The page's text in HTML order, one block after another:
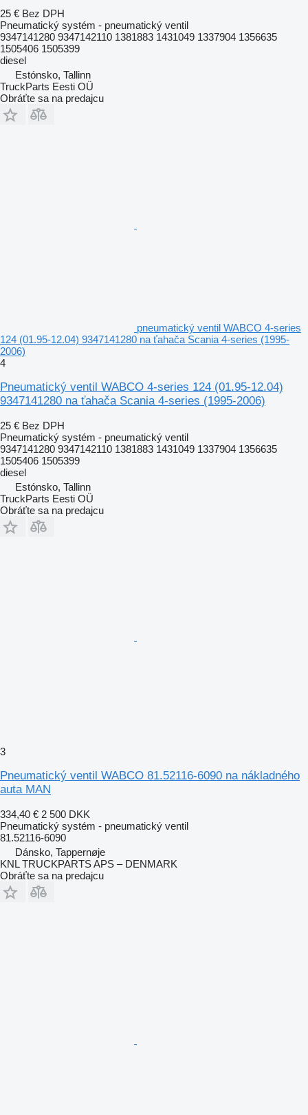
25 € Bez DPH
Pneumatický systém - pneumatický ventil
9347141280 9347142110 1381883 1431049 1337904 1356635
1505406 1505399
diesel
Estónsko, Tallinn
TruckParts Eesti OÜ
Obráťte sa na predajcu
pneumatický ventil WABCO 4-series
124 (01.95-12.04) 9347141280 na ťahača Scania 4-series (1995-
2006)
4
Pneumatický ventil WABCO 4-series 124 (01.95-12.04)
9347141280 na ťahača Scania 4-series (1995-2006)
25 € Bez DPH
Pneumatický systém - pneumatický ventil
9347141280 9347142110 1381883 1431049 1337904 1356635
1505406 1505399
diesel
Estónsko, Tallinn
TruckParts Eesti OÜ
Obráťte sa na predajcu
3
Pneumatický ventil WABCO 81.52116-6090 na nákladného
auta MAN
334,40 € 2 500 DKK
Pneumatický systém - pneumatický ventil
81.52116-6090
Dánsko, Tappernøje
KNL TRUCKPARTS APS – DENMARK
Obráťte sa na predajcu